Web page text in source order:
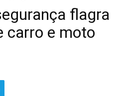
flagra
carro e moto